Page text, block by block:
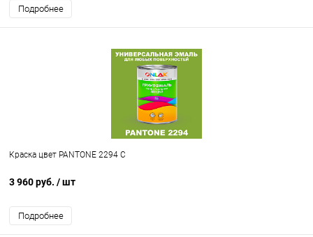
Подробнее
Краска цвет PANTONE 2294 C
3 960 руб. / шт
Подробнее